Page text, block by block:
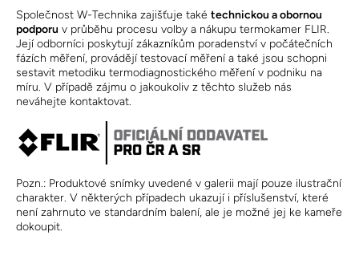
Společnost W-Technika zajišťuje také technickou a obornou
podporu v průběhu procesu volby a nákupu termokamer FLIR.
Její odborníci poskytují zákazníkům poradenství v počátečních
fázích měření, provádějí testovací měření a také jsou schopni
sestavit metodiku termodiagnostického měření v podniku na
míru. V případě zájmu o jakoukoliv z těchto služeb nás
neváhejte kontaktovat.
Pozn.: Produktové snímky uvedené v galerii mají pouze ilustrační
charakter. V některých případech ukazují i příslušenství, které
není zahrnuto ve standardním balení, ale je možné jej ke kameře
dokoupit.